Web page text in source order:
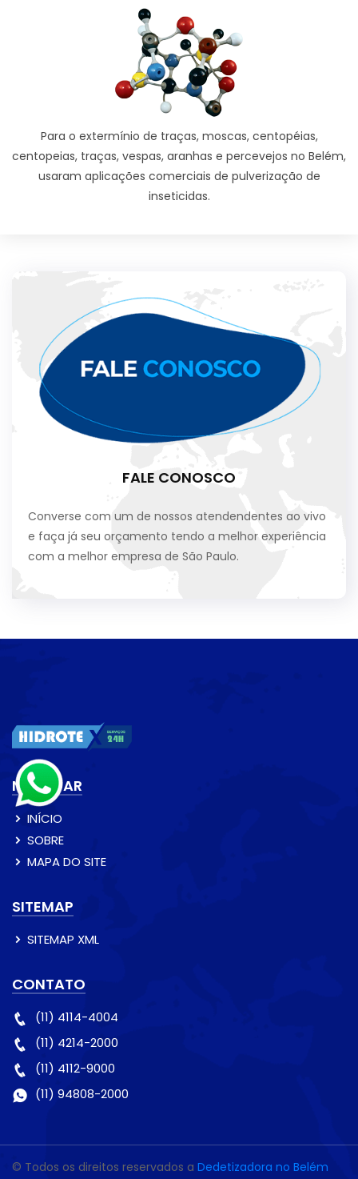
Para o extermínio de traças, moscas, centopéias,
centopeias, traças, vespas, aranhas e percevejos no Belém,
usaram aplicações comerciais de pulverização de
inseticidas.
FALE CONOSCO
Converse com um de nossos atendendentes ao vivo
e faça já seu orçamento tendo a melhor experiência
com a melhor empresa de São Paulo.
NAVEGAR
INÍCIO
SOBRE
MAPA DO SITE
SITEMAP
SITEMAP XML
CONTATO
(11) 4114-4004
(11) 4214-2000
(11) 4112-9000
(11) 94808-2000
© Todos os direitos reservados a Dedetizadora no Belém